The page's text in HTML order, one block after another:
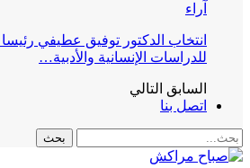
آراء
انتخاب الدكتور توفيق عطيفي رئيسا
للدراسات الإنسانية والأدبية…
السابق التالي
اتصل بنا